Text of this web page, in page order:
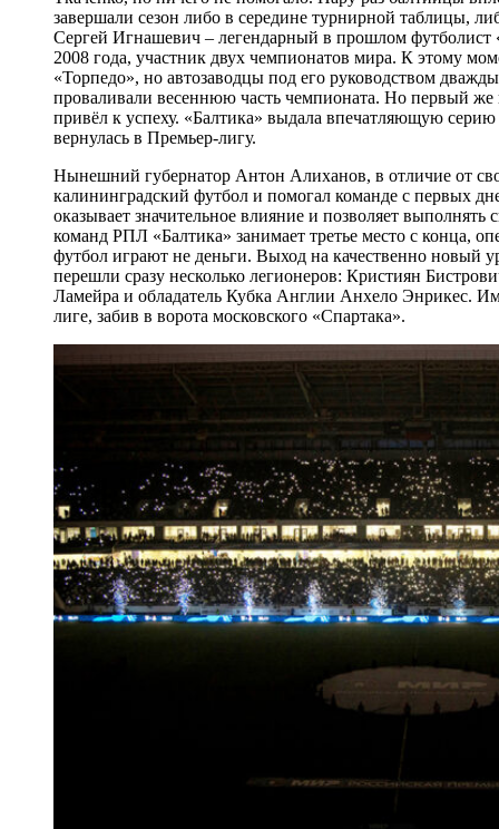
завершали сезон либо в середине турнирной таблицы,
Сергей Игнашевич – легендарный в прошлом
2008 года, участник двух чемпионатов мира. К этому
«Торпедо», но автозаводцы под его руководством
проваливали весеннюю часть чемпионата. Но первый
привёл к успеху. «Балтика» выдала впечатляющую
вернулась в Премьер-лигу.
Нынешний губернатор Антон Алиханов, в отличие от
калининградский футбол и помогал команде с первых
оказывает значительное влияние и позволяет
команд РПЛ «Балтика» занимает третье место с конца,
футбол играют не деньги. Выход на качественно новый
перешли сразу несколько легионеров: Кристиян
Ламейра и обладатель Кубка Англии Анхело Энрикес.
лиге, забив в ворота московского «Спартака».